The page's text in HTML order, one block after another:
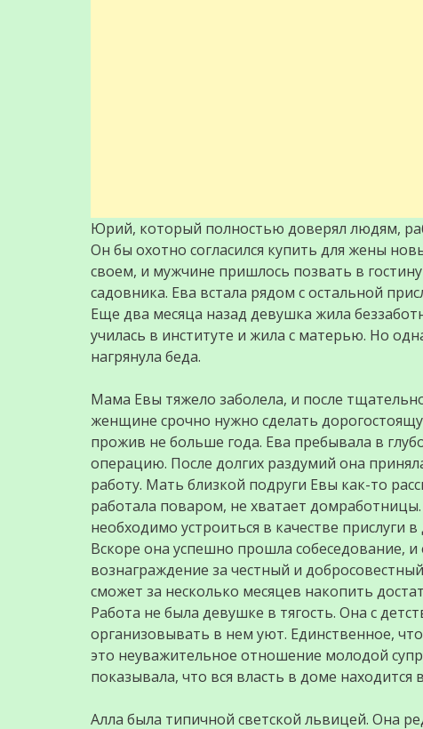
Юрий, который полностью доверял людям,
Он бы охотно согласился купить для жены
своем, и мужчине пришлось позвать в
садовника. Ева встала рядом с остальной
Еще два месяца назад девушка жила
училась в институте и жила с матерью. Но
нагрянула беда.
Мама Евы тяжело заболела, и после
женщине срочно нужно сделать
прожив не больше года. Ева пребывала в
операцию. После долгих раздумий она
работу. Мать близкой подруги Евы как-то
работала поваром, не хватает
необходимо устроиться в качестве прислуги
Вскоре она успешно прошла собеседование,
вознаграждение за честный и
сможет за несколько месяцев накопить
Работа не была девушке в тягость. Она с
организовывать в нем уют. Единственное,
это неуважительное отношение молодой
показывала, что вся власть в доме находится
Алла была типичной светской львицей. Она